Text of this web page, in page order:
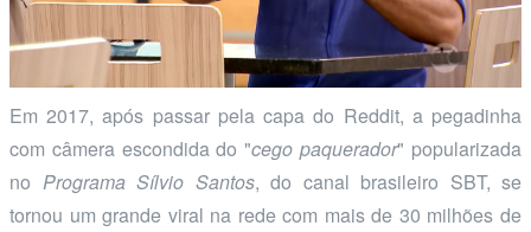
Em 2017, após passar pela capa do Reddit, a pegadinha
com câmera escondida do "cego paquerador" popularizada
no Programa Sílvio Santos, do canal brasileiro SBT, se
tornou um grande viral na rede com mais de 30 milhões de